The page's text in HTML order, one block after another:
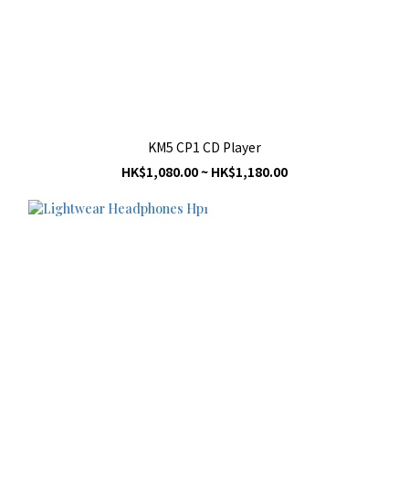
KM5 CP1 CD Player
HK$1,080.00 ~ HK$1,180.00